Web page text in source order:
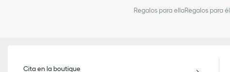
Regalos para ellaRegalos para él
Cita en la boutique